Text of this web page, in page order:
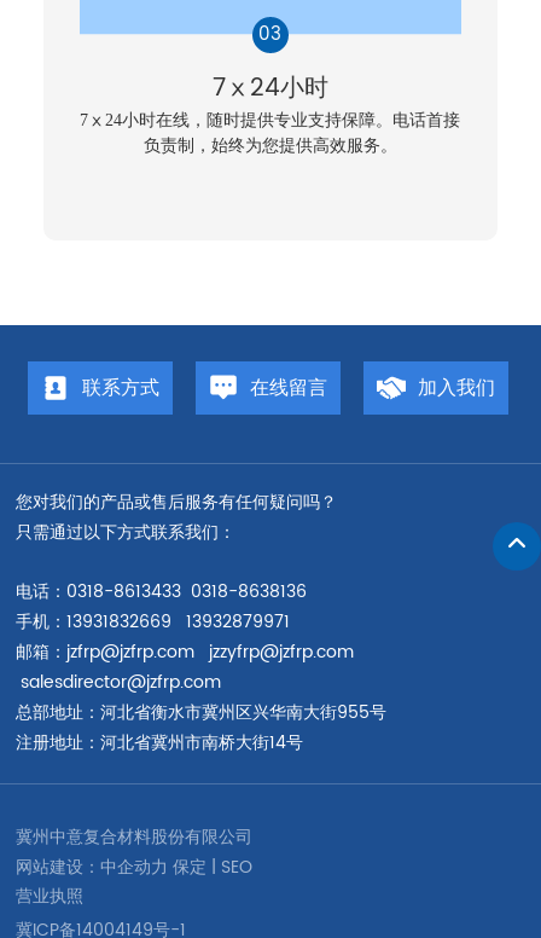
7ⅹ24小时
7ⅹ24小时在线，随时提供专业支持保障。电话首接
负责制，始终为您提供高效服务。
联系方式 在线留言 加入我们
您对我们的产品或售后服务有任何疑问吗？
只需通过以下方式联系我们：
电话： 0318-8613433 0318-8638136
手机：13931832669 13932879971
邮箱： jzfrp@jzfrp.com jzzyfrp@jzfrp.com
salesdirector@jzfrp.com
总部地址：河北省衡水市冀州区兴华南大街955号
注册地址：河北省冀州市南桥大街14号
冀州中意复合材料股份有限公司
网站建设：中企动力 保定 | SEO
营业执照
冀ICP备14004149号-1